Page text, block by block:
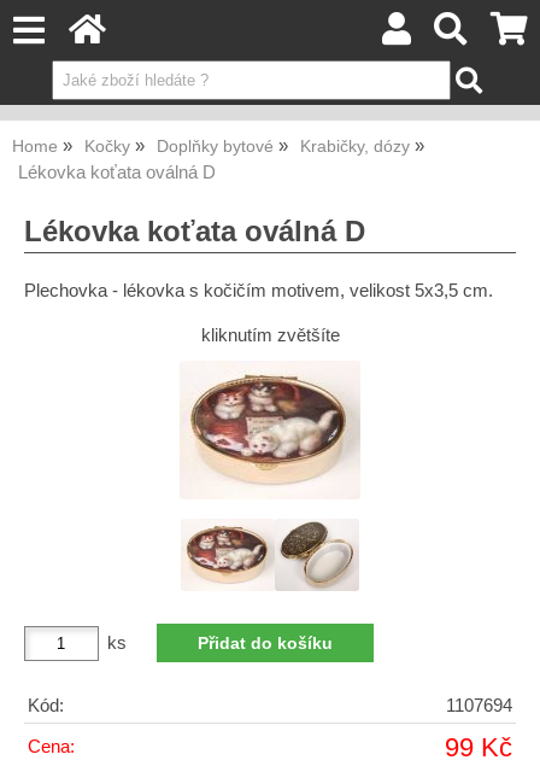
Home Kočky Doplňky bytové Krabičky, dózy
Lékovka koťata oválná D
Lékovka koťata oválná D
Plechovka - lékovka s kočičím motivem, velikost 5x3,5 cm.
kliknutím zvětšíte
ks
Kód: 1107694
Cena: 99 Kč